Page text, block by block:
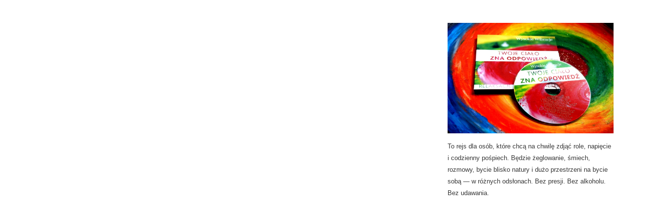
To rejs dla osób, które chcą na chwilę zdjąć role, napięcie
i codzienny pośpiech. Będzie żeglowanie, śmiech,
rozmowy, bycie blisko natury i dużo przestrzeni na bycie
sobą — w różnych odsłonach. Bez presji. Bez alkoholu.
Bez udawania.